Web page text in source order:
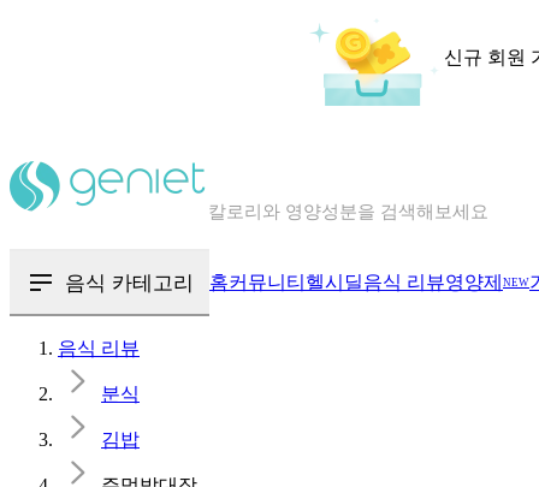
신규 회원
혈당 · 다이어트 음식 검색해보세요
음식 · 영양제 리뷰를 찾아보세요
음식 카테고리 홈커뮤니티 헬시딜음식 리뷰영양제 NEW
음식 리뷰
분식
김밥